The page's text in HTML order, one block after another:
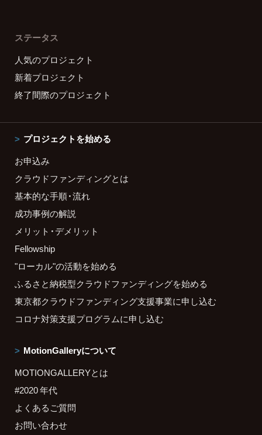
ステータス
人気のプロジェクト
新着プロジェクト
終了間際のプロジェクト
プロジェクトを始める
お申込み
クラウドファンディングとは
基本的な手順・流れ
成功事例の解説
メリット・デメリット
Fellowship
"ローカル"の活動を始める
ふるさと納税型クラウドファンディングを始める
東京都クラウドファンディング支援事業に申し込む
コロナ対策支援プログラムに申し込む
MotionGalleryについて
MOTIONGALLERYとは
#2020 年代
よくあるご質問
お問い合わせ